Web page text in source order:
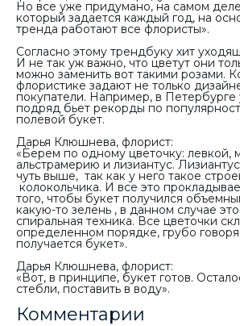
Но все уже придумано, на самом
который задается каждый год, на
тренда работают все флористы».
Согласно этому трендбуку хит
И не так уж важно, что цветут они
можно заменить вот такими розами.
флористике задают не только
покупатели. Например, в Петербурге
подряд бьет рекорды по
полевой букет.
Дарья Клюшнева, флорист:
«Берем по одному цветочку: левкой,
альстрамерию и лизиантус.
чуть выше, так как у него такое
колокольчика. И все это
того, чтобы букет получился
какую-то зелень , в данном случае
спиральная техника. Все цветочки
определенном порядке, грубо
получается букет».
Дарья Клюшнева, флорист:
«Вот, в принципе, букет готов.
стебли, поставить в воду».
Комментарии